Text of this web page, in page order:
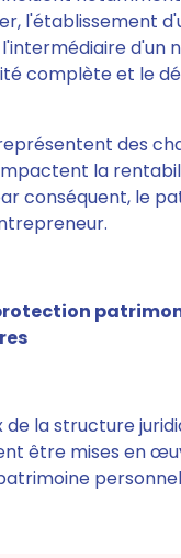
l'établissement
d'un
complète et le
des
la
conséquent, le
de la structure
être mises en